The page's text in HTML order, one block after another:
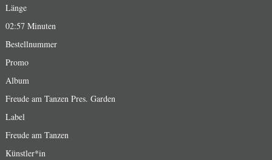
Länge
02:57 Minuten
Bestellnummer
Promo
Album
Freude am Tanzen Pres. Garden
Label
Freude am Tanzen
Künstler*in